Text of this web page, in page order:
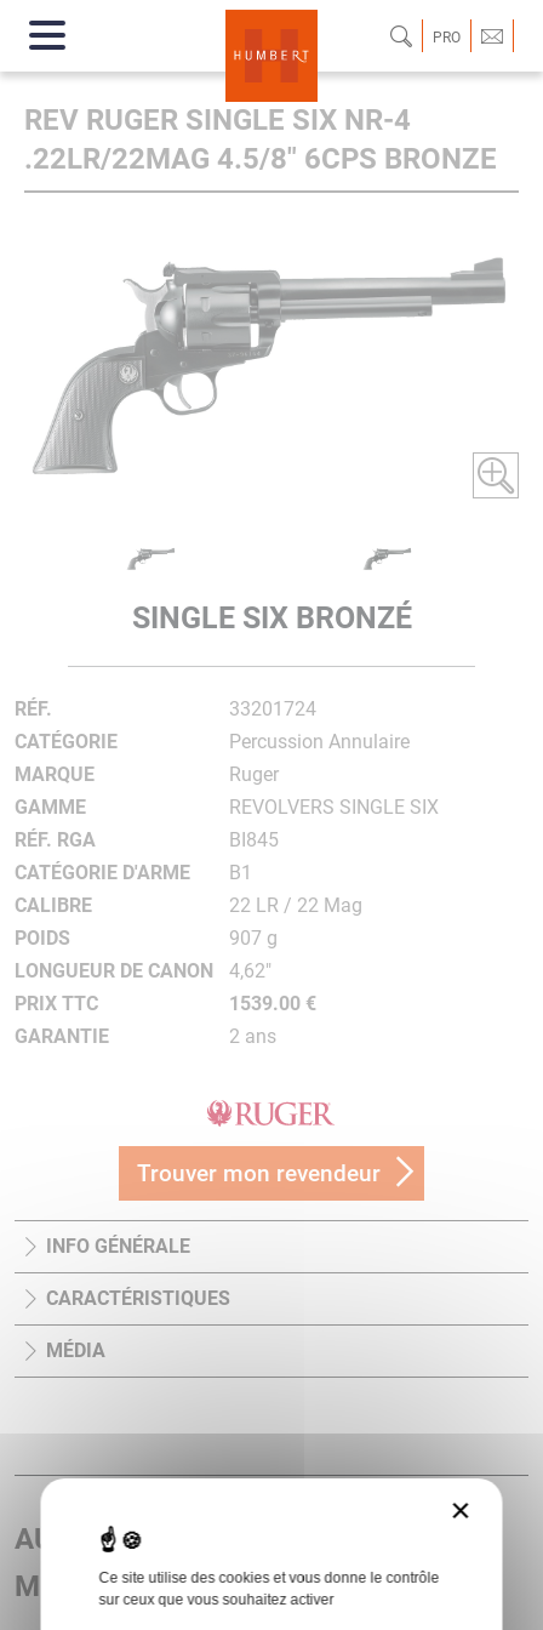
PRO
REV RUGER SINGLE SIX NR-4
.22LR/22MAG 4.5/8" 6CPS BRONZE
SINGLE SIX BRONZÉ
RÉF.
33201724
CATÉGORIE
Percussion Annulaire
MARQUE
Ruger
GAMME
REVOLVERS SINGLE SIX
RÉF. RGA
BI845
CATÉGORIE D'ARME
B1
CALIBRE
22 LR / 22 Mag
POIDS
907 g
LONGUEUR DE CANON
4,62"
PRIX TTC
1539.00 €
GARANTIE
2 ans
Trouver mon revendeur
INFO GÉNÉRALE
CARACTÉRISTIQUES
MÉDIA
AUTRES ARTICLES ASSOCIÉS AU
MODÈLE SINGLE SIX BRONZÉ
×
Ce site utilise des cookies et vous donne le contrôle
sur ceux que vous souhaitez activer